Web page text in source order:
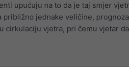
upućuju na to da je taj smjer
jednake veličine,
cirkulaciju vjetra, pri čemu vjetar